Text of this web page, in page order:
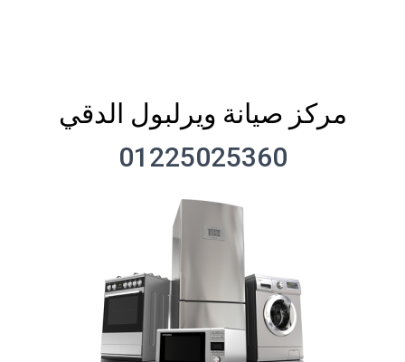
مركز صيانة ويرلبول الدقي
01225025360